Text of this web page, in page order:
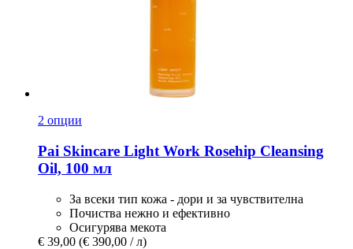
2 опции
Pai Skincare Light Work Rosehip Cleansing
Oil, 100 мл
За всеки тип кожа - дори и за чувствителна
Почиства нежно и ефективно
Осигурява мекота
€ 39,00 (€ 390,00 / л)